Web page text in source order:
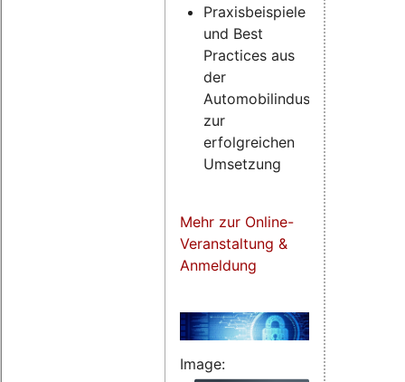
Praxisbeispiele
und Best
Practices aus
der
Automobilindustrie
zur
erfolgreichen
Umsetzung
Mehr zur Online-
Veranstaltung &
Anmeldung
Image: